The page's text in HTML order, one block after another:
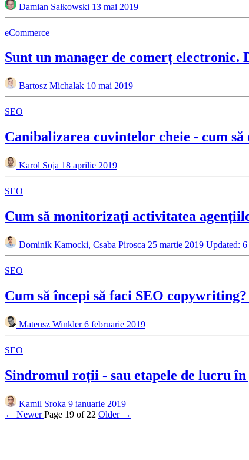
Damian Sałkowski 13 mai 2019
eCommerce
Sunt un manager de comerț electronic.
Bartosz Michalak 10 mai 2019
SEO
Canibalizarea cuvintelor cheie - cum să
Karol Soja 18 aprilie 2019
SEO
Cum să monitorizați activitatea
Dominik Kamocki, Csaba Pirosca 25 martie 2019 Updated:
SEO
Cum să începi să faci SEO
Mateusz Winkler6 februarie 2019
SEO
Sindromul roții - sau etapele de lucru
Kamil Sroka 9 ianuarie 2019
← NewerPage 19 of 22 Older →